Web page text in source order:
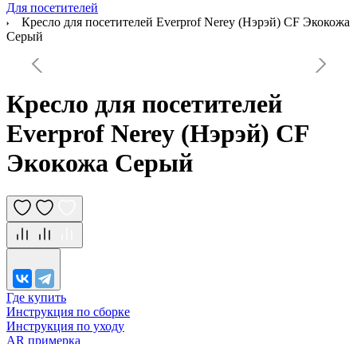
Для посетителей
Кресло для посетителей Everprof Nerey (Нэрэй) CF Экокожа
Серый
Кресло для посетителей
Everprof Nerey (Нэрэй) CF
Экокожа Серый
Где купить
Инструкция по сборке
Инструкция по уходу
AR примерка